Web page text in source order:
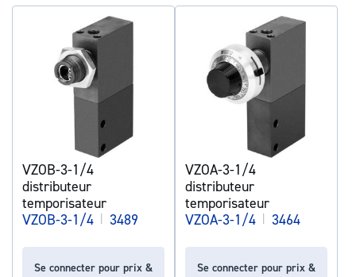
VZOB-3-1/4
distributeur
temporisateur
VZOB-3-1/4 | 3489
Se connecter pour prix &
VZOA-3-1/4
distributeur
temporisateur
VZOA-3-1/4 | 3464
Se connecter pour prix &